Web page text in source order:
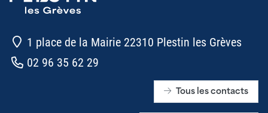
1 place de la Mairie 22310 Plestin les Grèves
02 96 35 62 29
Tous les contacts